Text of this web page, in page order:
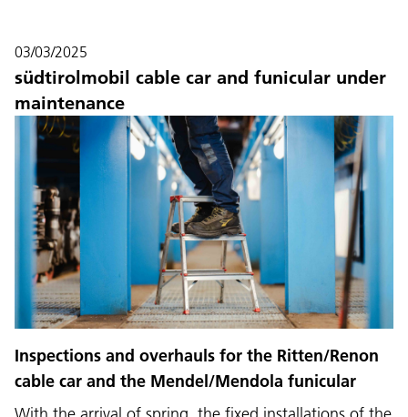
Language:
Service Desk:+39 0471 220880
Legal notice Privacy and cookie policy
03/03/2025
südtirolmobil cable car and funicular under
maintenance
Inspections and overhauls for the Ritten/Renon
cable car and the Mendel/Mendola funicular